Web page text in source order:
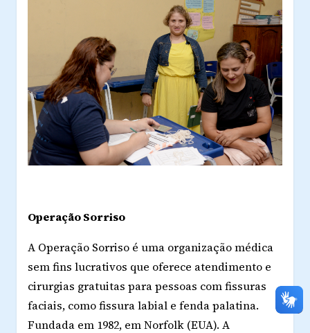
Operação Sorriso
A Operação Sorriso é uma organização médica
sem fins lucrativos que oferece atendimento e
cirurgias gratuitas para pessoas com fissuras
faciais, como fissura labial e fenda palatina.
Fundada em 1982, em Norfolk (EUA). A